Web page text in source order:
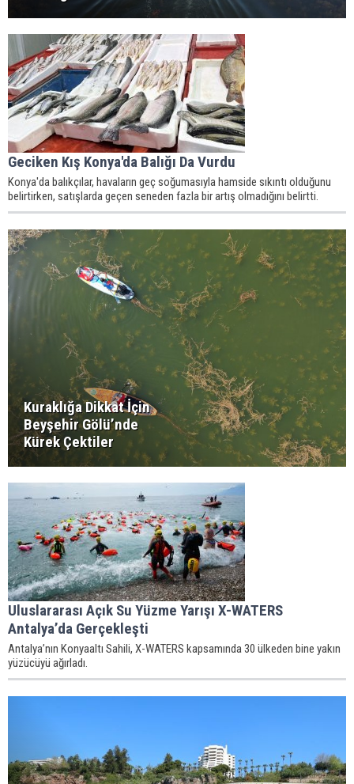
Geciken Kış Konya'da Balığı Da Vurdu
Konya'da balıkçılar, havaların geç soğumasıyla hamside sıkıntı olduğunu
belirtirken, satışlarda geçen seneden fazla bir artış olmadığını belirtti.
Kuraklığa Dikkat İçin
Beyşehir Gölü’nde
Kürek Çektiler
Uluslararası Açık Su Yüzme Yarışı X-WATERS
Antalya’da Gerçekleşti
Antalya’nın Konyaaltı Sahili, X-WATERS kapsamında 30 ülkeden bine yakın
yüzücüyü ağırladı.